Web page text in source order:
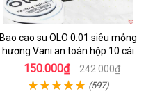
Bao cao su OLO 0.01 siêu mỏng
hương Vani an toàn hộp 10 cái
150.000₫ 242.000₫
(597)